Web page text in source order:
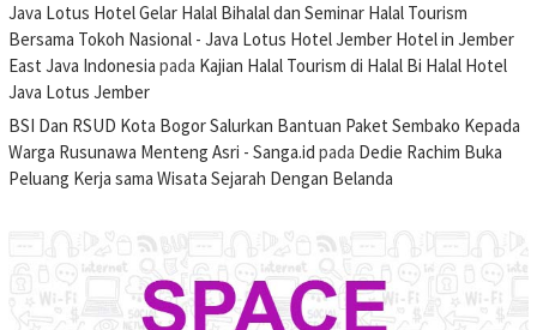
Java Lotus Hotel Gelar Halal Bihalal dan Seminar Halal Tourism
Bersama Tokoh Nasional - Java Lotus Hotel Jember Hotel in Jember
East Java Indonesia pada Kajian Halal Tourism di Halal Bi Halal Hotel
Java Lotus Jember
BSI Dan RSUD Kota Bogor Salurkan Bantuan Paket Sembako Kepada
Warga Rusunawa Menteng Asri - Sanga.id pada Dedie Rachim Buka
Peluang Kerja sama Wisata Sejarah Dengan Belanda